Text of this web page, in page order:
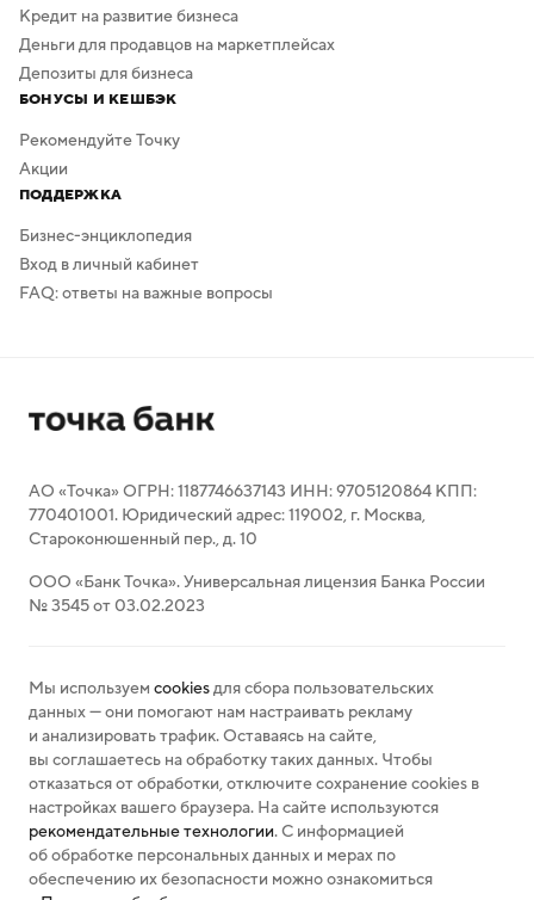
Кредит на развитие бизнеса
Деньги для продавцов на маркетплейсах
Депозиты для бизнеса
БОНУСЫ И КЕШБЭК
Рекомендуйте Точку
Акции
ПОДДЕРЖКА
Бизнес-энциклопедия
Вход в личный кабинет
FAQ: ответы на важные вопросы
АО «Точка» ОГРН: 1187746637143 ИНН: 9705120864 КПП:
770401001. Юридический адрес: 119002, г. Москва,
Староконюшенный пер., д. 10
ООО «Банк Точка». Универсальная лицензия Банка России
№ 3545 от 03.02.2023
Мы используем cookiesдля сбора пользовательских
данных — они помогают нам настраивать рекламу
и анализировать трафик. Оставаясь на сайте,
вы соглашаетесь на обработку таких данных. Чтобы
отказаться от обработки, отключите сохранение cookies в
настройках вашего браузера. На сайте используются
рекомендательные технологии. С информацией
об обработке персональных данных и мерах по
обеспечению их безопасности можно ознакомиться